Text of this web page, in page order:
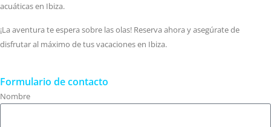
acuáticas en Ibiza.
¡La aventura te espera sobre las olas! Reserva ahora y asegúrate de
disfrutar al máximo de tus vacaciones en Ibiza.
Formulario de contacto
Nombre